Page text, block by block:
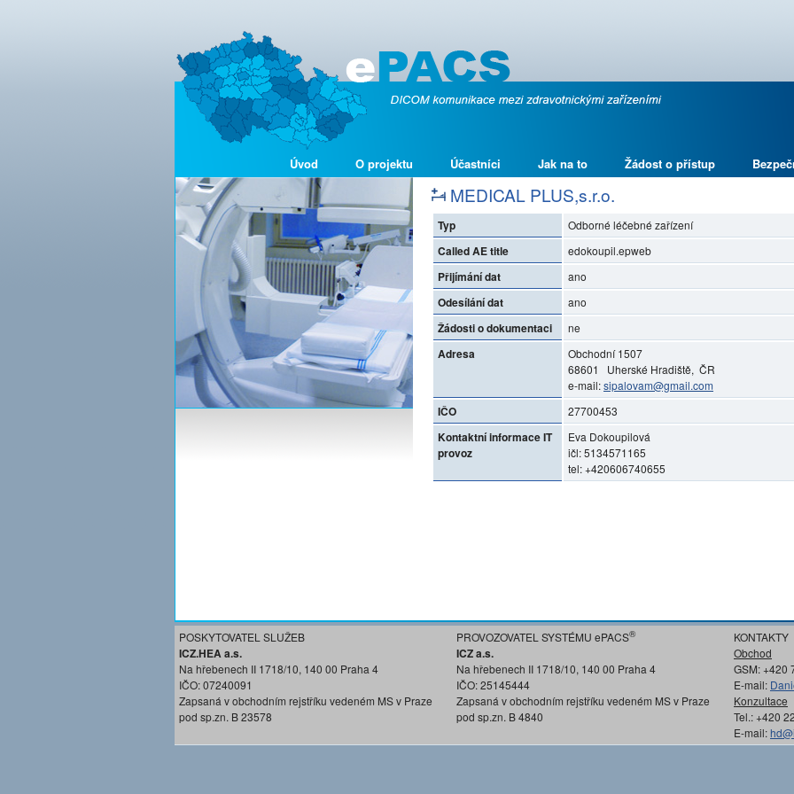
Úvod O projektu Účastníci Jak na to Žádost o přístup
MEDICAL PLUS,s.r.o.
Typ Odborné léčebné zařízení
Called AE title edokoupil.epweb
Přijímání dat ano
Odesílání dat ano
Žádosti o dokumentaci ne
Adresa
Obchodní 1507
68601 Uherské Hradiště, ČR
e-mail:sipalovam@gmail.com
IČO 27700453
Kontaktní informace IT
provoz
Eva Dokoupilová
ičl: 5134571165
tel: +420606740655
POSKYTOVATEL SLUŽEB
ICZ.HEA a.s.
Na hřebenech II 1718/10, 140 00 Praha 4
IČO: 07240091
Zapsaná v obchodním rejstříku vedeném MS v Praze
pod sp.zn. B 23578
PROVOZOVATEL SYSTÉMU ePACS®
ICZ a.s.
Na hřebenech II 1718/10, 140 00 Praha 4
IČO: 25145444
Zapsaná v obchodním rejstříku vedeném MS v Praze
pod sp.zn. B 4840
KONTAKTY
Obchod
GSM: +420
E-mail:
Konzultace
Tel.: +420
E-mail: